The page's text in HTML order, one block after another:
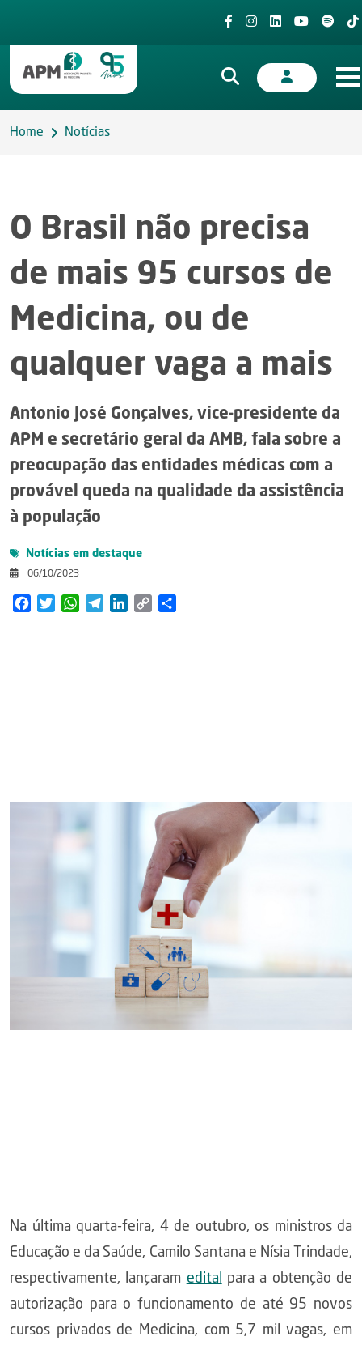
Home Notícias
O Brasil não precisa
de mais 95 cursos de
Medicina, ou de
qualquer vaga a mais
Antonio José Gonçalves, vice-presidente da
APM e secretário geral da AMB, fala sobre a
preocupação das entidades médicas com a
provável queda na qualidade da assistência
à população
Notícias em destaque
06/10/2023
FacebookTwitterWhatsAppTelegramLinkedIn
Copy
Na última quarta-feira, 4 de outubro, os ministros da
Educação e da Saúde, Camilo Santana e Nísia Trindade,
respectivamente, lançaram edital
para a obtenção de
autorização para o funcionamento de até 95 novos
cursos privados de Medicina, com 5,7 mil vagas, em